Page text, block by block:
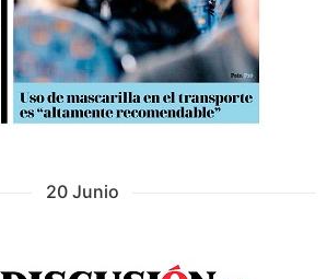
20 Junio